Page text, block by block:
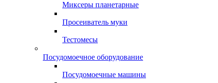
Миксеры планетарные
Просеиватель муки
Тестомесы
Посудомоечное оборудование
Посудомоечные машины